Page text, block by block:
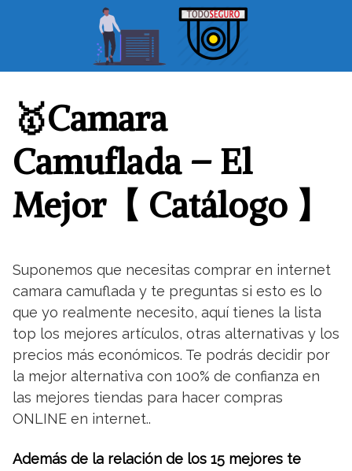
🥇Camara
Camuflada – El
Mejor【 Catálogo 】
Suponemos que necesitas comprar en internet
camara camuflada y te preguntas si esto es lo
que yo realmente necesito, aquí tienes la lista
top los mejores artículos, otras alternativas y los
precios más económicos. Te podrás decidir por
la mejor alternativa con 100% de confianza en
las mejores tiendas para hacer compras
ONLINE en internet..
Además de la relación de los 15 mejores te